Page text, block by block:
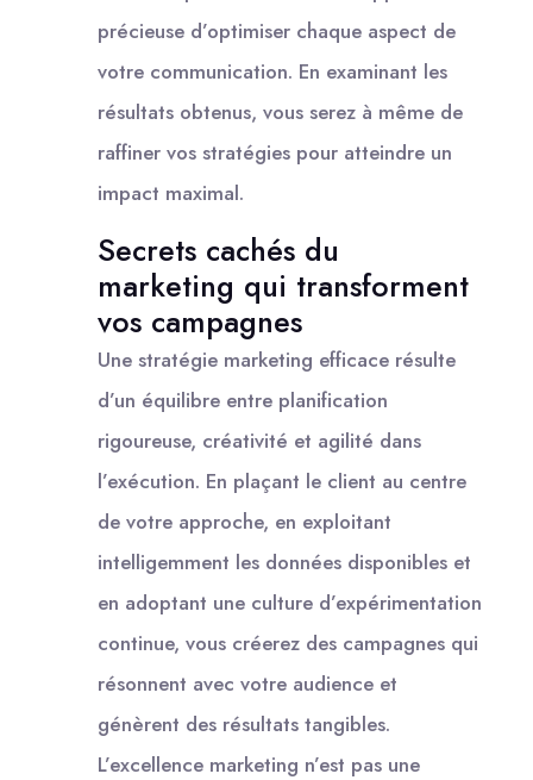
précieuse d’optimiser chaque aspect de
votre communication. En examinant les
résultats obtenus, vous serez à même de
raffiner vos stratégies pour atteindre un
impact maximal.
Secrets cachés du
marketing qui transforment
vos campagnes
Une stratégie marketing efficace résulte
d’un équilibre entre planification
rigoureuse, créativité et agilité dans
l’exécution. En plaçant le client au centre
de votre approche, en exploitant
intelligemment les données disponibles et
en adoptant une culture d’expérimentation
continue, vous créerez des campagnes qui
résonnent avec votre audience et
génèrent des résultats tangibles.
L’excellence marketing n’est pas une